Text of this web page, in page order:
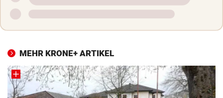
MEHR KRONE+ ARTIKEL